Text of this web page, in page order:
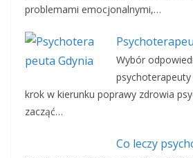
problemami emocjonalnymi,…
Wybór
krok w kierunku poprawy zdrowia
zacząć…
Co leczy